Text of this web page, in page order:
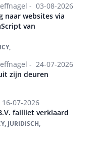
- 03-08-2026
naar websites via
van
- 24-07-2026
zijn deuren
16-07-2026
failliet verklaard
JURIDISCH,